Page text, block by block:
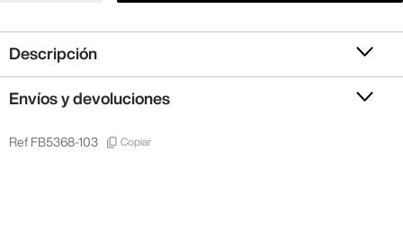
Descripción
Envíos y devoluciones
Ref FB5368-103 Copiar